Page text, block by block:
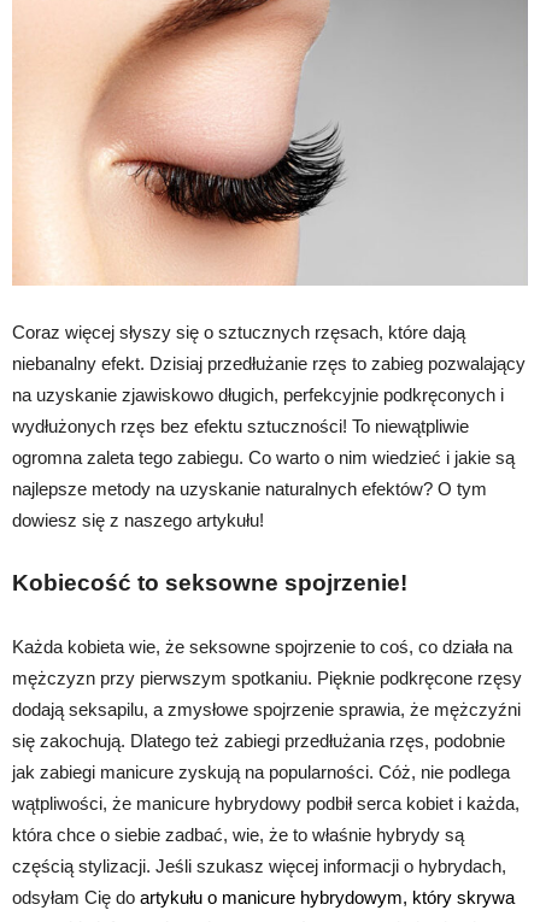
Coraz więcej słyszy się o sztucznych rzęsach, które dają
niebanalny efekt. Dzisiaj przedłużanie rzęs to zabieg pozwalający
na uzyskanie zjawiskowo długich, perfekcyjnie podkręconych i
wydłużonych rzęs bez efektu sztuczności! To niewątpliwie
ogromna zaleta tego zabiegu. Co warto o nim wiedzieć i jakie są
najlepsze metody na uzyskanie naturalnych efektów? O tym
dowiesz się z naszego artykułu!
Kobiecość to seksowne spojrzenie!
Każda kobieta wie, że seksowne spojrzenie to coś, co działa na
mężczyzn przy pierwszym spotkaniu. Pięknie podkręcone rzęsy
dodają seksapilu, a zmysłowe spojrzenie sprawia, że mężczyźni
się zakochują. Dlatego też zabiegi przedłużania rzęs, podobnie
jak zabiegi manicure zyskują na popularności. Cóż, nie podlega
wątpliwości, że manicure hybrydowy podbił serca kobiet i każda,
która chce o siebie zadbać, wie, że to właśnie hybrydy są
częścią stylizacji. Jeśli szukasz więcej informacji o hybrydach,
odsyłam Cię do artykułu o manicure hybrydowym, który skrywa